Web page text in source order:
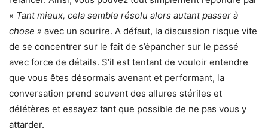
« Tant mieux, cela semble résolu alors autant passer à
chose » avec un sourire. A défaut, la discussion risque vite
de se concentrer sur le fait de s’épancher sur le passé
avec force de détails. S’il est tentant de vouloir entendre
que vous êtes désormais avenant et performant, la
conversation prend souvent des allures stériles et
délétères et essayez tant que possible de ne pas vous y
attarder.